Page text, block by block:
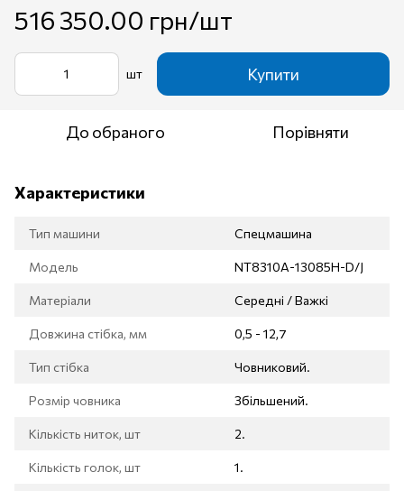
516 350.00 грн/шт
шт Купити
До обраного Порівняти
Характеристики
Тип машини Спецмашина
Модель NT8310A-13085H-D/J
Матеріали Середні / Важкі
Довжина стібка, мм 0,5 - 12,7
Тип стібка Човниковий.
Розмір човника Збільшений.
Кількість ниток, шт 2.
Кількість голок, шт 1.